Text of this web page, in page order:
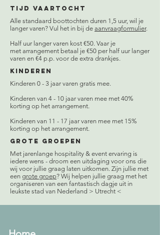
Tijd vaartocht
Alle standaard boottochten duren 1,5 uur, wil je
langer varen? Vul het in bij de aanvraagformulier.
Half uur langer varen kost €50. Vaar je
met arrangement betaal je €50 per half uur langer
varen en €4 p.p. voor de extra drankjes.
Kinderen
Kinderen 0 - 3 jaar varen gratis mee.
Kinderen van 4 - 10 jaar varen mee met 40%
korting op het arrangement.
Kinderen van 11 - 17 jaar varen mee met 15%
korting op het arrangement.
Grote groepen
Met jarenlange hospitality & event ervaring is
iedere wens - droom een uitdaging voor ons die
wij voor jullie graag laten uitkomen. Zijn jullie met
een grote groep? Wij helpen jullie graag met het
organiseren van een fantastisch dagje uit in
leukste stad van Nederland > Utrecht <